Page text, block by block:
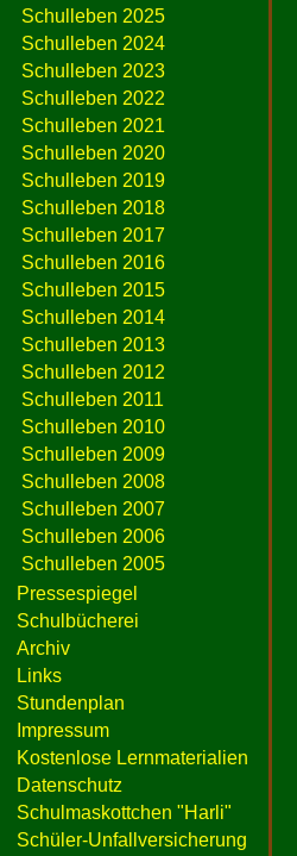
Schulleben 2025
Schulleben 2024
Schulleben 2023
Schulleben 2022
Schulleben 2021
Schulleben 2020
Schulleben 2019
Schulleben 2018
Schulleben 2017
Schulleben 2016
Schulleben 2015
Schulleben 2014
Schulleben 2013
Schulleben 2012
Schulleben 2011
Schulleben 2010
Schulleben 2009
Schulleben 2008
Schulleben 2007
Schulleben 2006
Schulleben 2005
Pressespiegel
Schulbücherei
Archiv
Links
Stundenplan
Impressum
Kostenlose Lernmaterialien
Datenschutz
Schulmaskottchen "Harli"
Schüler-Unfallversicherung